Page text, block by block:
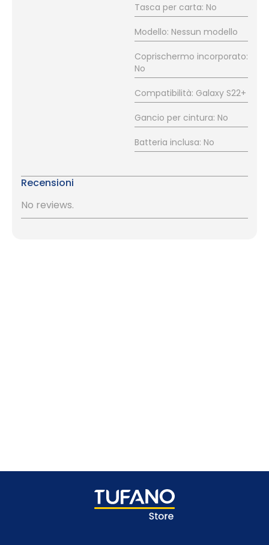
Tasca per carta: No
Modello: Nessun modello
Coprischermo incorporato:
No
Compatibilità: Galaxy S22+
Gancio per cintura: No
Batteria inclusa: No
Recensioni
No reviews.